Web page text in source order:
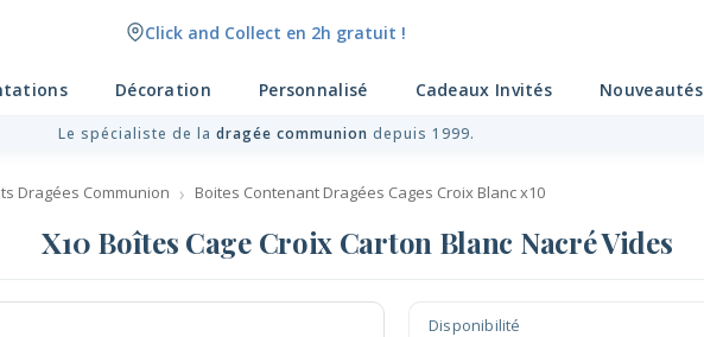
Click and Collect en 2h gratuit !
Livraison point relais gratuit dès 89 € !
Décoration Personnalisé Cadeaux Invités Nouveautés
Le spécialiste de la dragée communion depuis 1999.
Dragées Communion Boites Contenant Dragées Cages Croix Blanc x10
X10 Boîtes Cage Croix Carton Blanc Nacré Vides
Disponibilité